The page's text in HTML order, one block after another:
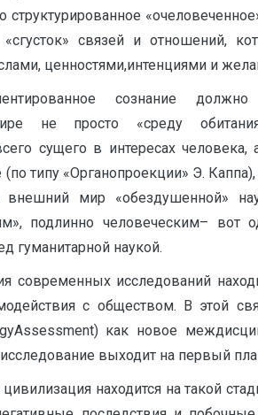
«сгусток» связей и отношений,
ценностями,интенциями и
сознание
не просто «среду
сущего в интересах
(по типу «Органопроекции» Э.
внешний мир «обездушенной»
подлинно человеческим– вот
гуманитарной наукой.
современных исследований
с обществом. В этой
как новое
выходит на первый
находится на такой